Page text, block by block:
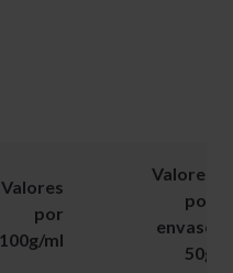
Valores
por
100g/ml
Valores
por
envase
50g